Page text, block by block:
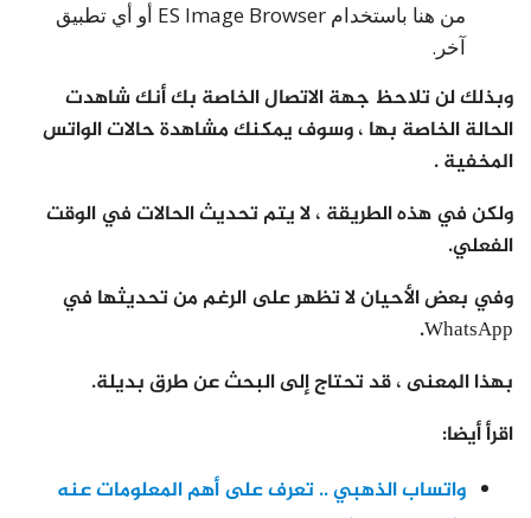
من هنا باستخدام ES Image Browser أو أي تطبيق
آخر.
وبذلك لن تلاحظ جهة الاتصال الخاصة بك أنك شاهدت
الحالة الخاصة بها ، وسوف يمكنك مشاهدة حالات الواتس
المخفية .
ولكن في هذه الطريقة ، لا يتم تحديث الحالات في الوقت
الفعلي.
وفي بعض الأحيان لا تظهر على الرغم من تحديثها في
WhatsApp.
بهذا المعنى ، قد تحتاج إلى البحث عن طرق بديلة.
اقرأ أيضا:
واتساب الذهبي .. تعرف على أهم المعلومات عنه